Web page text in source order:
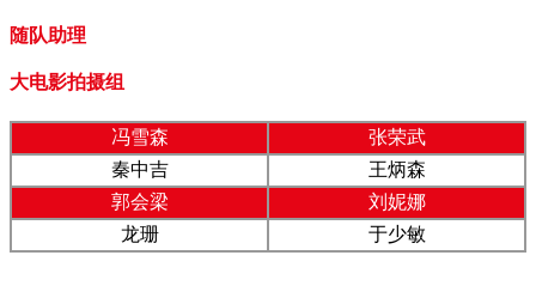
随队助理
大电影拍摄组
冯雪森
张荣武
秦中吉
王炳森
郭会梁
刘妮娜
龙珊
于少敏